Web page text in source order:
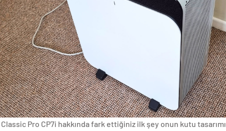
Pro CP7i hakkında fark ettiğiniz ilk şey onun kutu tasarımı.